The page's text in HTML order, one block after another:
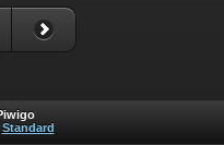
Standard